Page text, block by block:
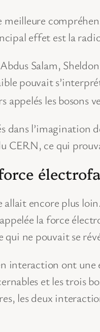
meilleure
effet est la
Salam,
pouvait
les bosons
dans
CERN, ce qui
encore plus
la force
ne pouvait se
interaction ont une
et les trois
les deux